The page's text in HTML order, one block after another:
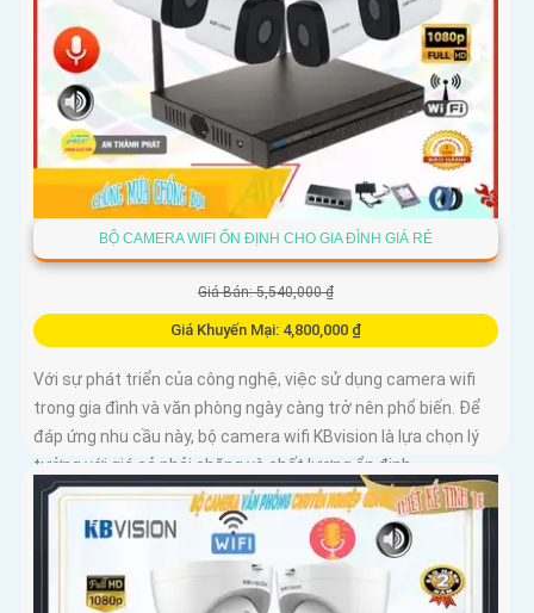
BỘ CAMERA WIFI ỔN ĐỊNH CHO GIA ĐÌNH GIÁ RẺ
Giá Bán: 5,540,000 ₫
Giá Khuyến Mại: 4,800,000 ₫
Với sự phát triển của công nghệ, việc sử dụng camera wifi
trong gia đình và văn phòng ngày càng trở nên phổ biến. Để
đáp ứng nhu cầu này, bộ camera wifi KBvision là lựa chọn lý
tưởng với giá cả phải chăng và chất lượng ổn định